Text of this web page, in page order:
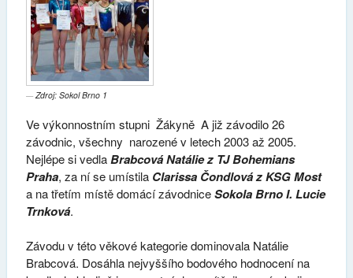
Zdroj: Sokol Brno 1
Ve výkonnostním stupni Žákyně A již závodilo 26
závodnic, všechny narozené v letech 2003 až 2005.
Nejlépe si vedlaBrabcová Natálie z TJ Bohemians
Praha, za ní se umístila Clarissa Čondlová z KSG Most
a na třetím místě domácí závodniceSokola Brno I. Lucie
Trnková.
Závodu v této věkové kategorie dominovala Natálie
Brabcová. Dosáhla nejvyššího bodového hodnocení na